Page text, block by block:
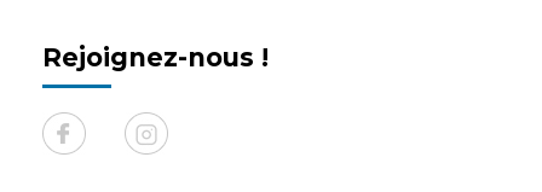
Rejoignez-nous !